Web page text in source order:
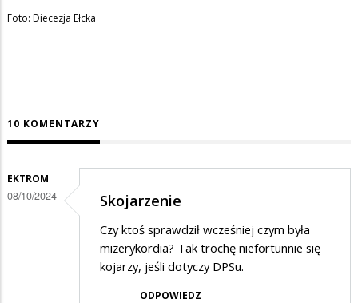
Foto: Diecezja Ełcka
10 KOMENTARZY
EKTROM
08/10/2024 Skojarzenie
Czy ktoś sprawdził wcześniej czym była
mizerykordia? Tak trochę niefortunnie się
kojarzy, jeśli dotyczy DPSu.
ODPOWIEDZ